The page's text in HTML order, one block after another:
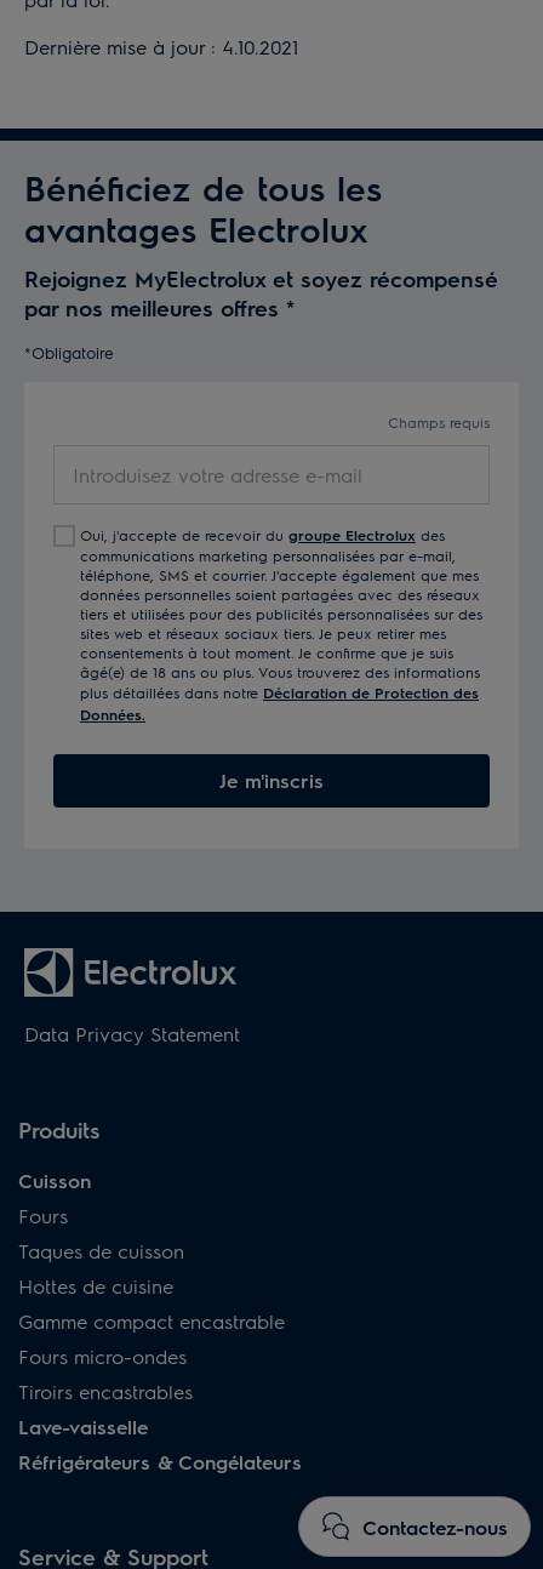
Dernière mise à jour : 4.10.2021
Contactez-nous
Bénéficiez de tous les
avantages Electrolux
Rejoignez MyElectrolux et soyez récompensé
par nos meilleures offres *
*Obligatoire
Champs requis
votre
e-
mail
Oui, j'accepte de recevoir du groupe Electrolux des
communications marketing personnalisées par e-mail,
téléphone, SMS et courrier. J'accepte également que mes
données personnelles soient partagées avec des réseaux
tiers et utilisées pour des publicités personnalisées sur des
sites web et réseaux sociaux tiers. Je peux retirer mes
consentements à tout moment. Je confirme que je suis
âgé(e) de 18 ans ou plus. Vous trouverez des informations
plus détaillées dans notre Déclaration de Protection des
Données.
Je m'inscris
Data Privacy Statement
Produits
Cuisson
Fours
Taques de cuisson
Hottes de cuisine
Gamme compact encastrable
Fours micro-ondes
Tiroirs encastrables
Lave-vaisselle
Réfrigérateurs & Congélateurs
Service & Support